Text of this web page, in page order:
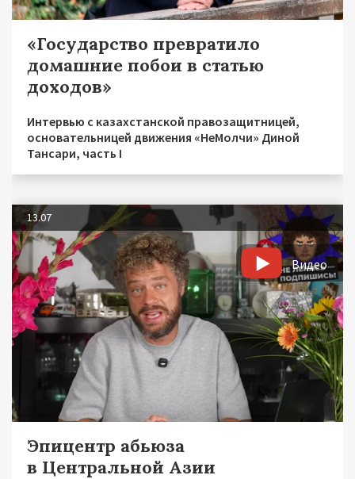
«Государство превратило
домашние побои в статью
доходов»
Интервью с казахстанской правозащитницей,
основательницей движения «НеМолчи» Диной
Тансари, часть I
13.07
Видео
Эпицентр абьюза
в Центральной Азии